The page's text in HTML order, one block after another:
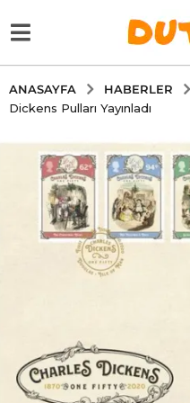
ANASAYFA HABERLER
Dickens Pulları Yayınladı